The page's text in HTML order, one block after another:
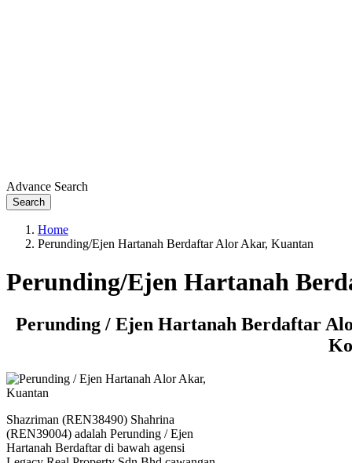
Advance Search
Search
Home
Perunding/Ejen Hartanah Berdaftar Alor Akar, Kuantan
Perunding/Ejen Hartanah
Perunding / Ejen Hartanah Berdaftar
Shazriman (REN38490) Shahrina
(REN39004) adalah Perunding / Ejen
Hartanah Berdaftar di bawah agensi